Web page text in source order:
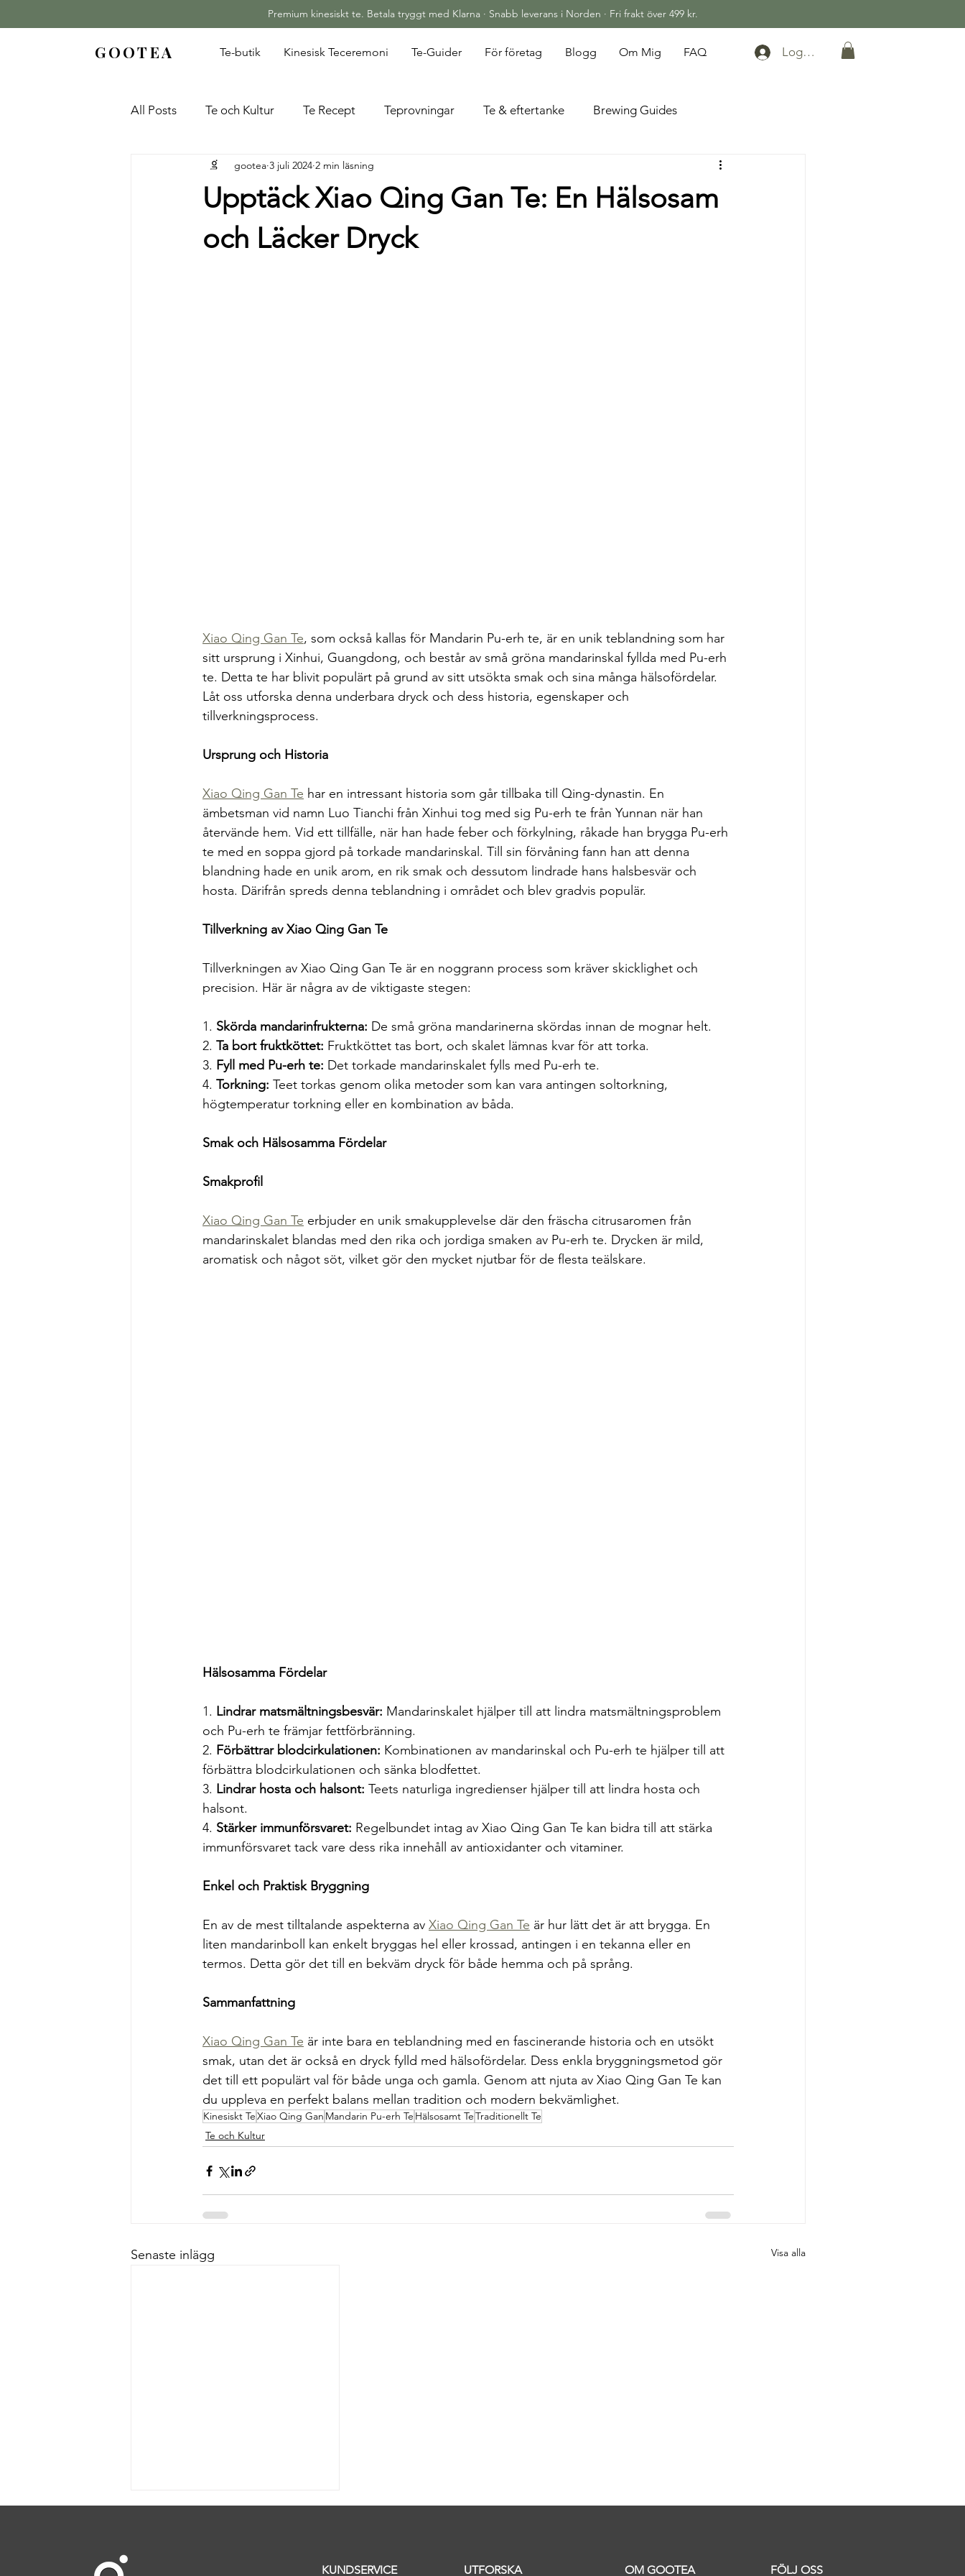
Premium kinesiskt te. Betala tryggt med Klarna · Snabb leverans i Norden · Fri frakt över 499 kr.
GOOTEA Te-butik Kinesisk Teceremoni Te-Guider För företag Blogg Om Mig FAQ Logga in
All Posts Te och Kultur Te Recept Teprovningar Te & eftertanke Brewing Guides
Upptäck Xiao Qing Gan Te: En Hälsosam
och Läcker Dryck
gootea 3 juli 2024 2 min läsning
Xiao Qing Gan Te, som också kallas för Mandarin Pu-erh te, är en unik teblandning som har
sitt ursprung i Xinhui, Guangdong, och består av små gröna mandarinskal fyllda med Pu-erh
te. Detta te har blivit populärt på grund av sitt utsökta smak och sina många hälsofördelar.
Låt oss utforska denna underbara dryck och dess historia, egenskaper och
tillverkningsprocess.
Ursprung och Historia
Xiao Qing Gan Te har en intressant historia som går tillbaka till Qing-dynastin. En
ämbetsman vid namn Luo Tianchi från Xinhui tog med sig Pu-erh te från Yunnan när han
återvände hem. Vid ett tillfälle, när han hade feber och förkylning, råkade han brygga Pu-erh
te med en soppa gjord på torkade mandarinskal. Till sin förvåning fann han att denna
blandning hade en unik arom, en rik smak och dessutom lindrade hans halsbesvär och
hosta. Därifrån spreds denna teblandning i området och blev gradvis populär.
Tillverkning av Xiao Qing Gan Te
Tillverkningen av Xiao Qing Gan Te är en noggrann process som kräver skicklighet och
precision. Här är några av de viktigaste stegen:
1. Skörda mandarinfrukterna: De små gröna mandarinerna skördas innan de mognar helt.
2. Ta bort fruktköttet: Fruktköttet tas bort, och skalet lämnas kvar för att torka.
3. Fyll med Pu-erh te: Det torkade mandarinskalet fylls med Pu-erh te.
4. Torkning: Teet torkas genom olika metoder som kan vara antingen soltorkning,
högtemperatur torkning eller en kombination av båda.
Smak och Hälsosamma Fördelar
Smakprofil
Xiao Qing Gan Te erbjuder en unik smakupplevelse där den fräscha citrusaromen från
mandarinskalet blandas med den rika och jordiga smaken av Pu-erh te. Drycken är mild,
aromatisk och något söt, vilket gör den mycket njutbar för de flesta teälskare.
Hälsosamma Fördelar
1. Lindrar matsmältningsbesvär: Mandarinskalet hjälper till att lindra matsmältningsproblem
och Pu-erh te främjar fettförbränning.
2. Förbättrar blodcirkulationen: Kombinationen av mandarinskal och Pu-erh te hjälper till att
förbättra blodcirkulationen och sänka blodfettet.
3. Lindrar hosta och halsont: Teets naturliga ingredienser hjälper till att lindra hosta och
halsont.
4. Stärker immunförsvaret: Regelbundet intag av Xiao Qing Gan Te kan bidra till att stärka
immunförsvaret tack vare dess rika innehåll av antioxidanter och vitaminer.
Enkel och Praktisk Bryggning
En av de mest tilltalande aspekterna av Xiao Qing Gan Te är hur lätt det är att brygga. En
liten mandarinboll kan enkelt bryggas hel eller krossad, antingen i en tekanna eller en
termos. Detta gör det till en bekväm dryck för både hemma och på språng.
Sammanfattning
Xiao Qing Gan Te är inte bara en teblandning med en fascinerande historia och en utsökt
smak, utan det är också en dryck fylld med hälsofördelar. Dess enkla bryggningsmetod gör
det till ett populärt val för både unga och gamla. Genom att njuta av Xiao Qing Gan Te kan
du uppleva en perfekt balans mellan tradition och modern bekvämlighet.
Kinesiskt TeXiao Qing Gan Mandarin Pu-erh Te Hälsosamt TeTraditionellt Te
Te och Kultur
Senaste inlägg Visa alla
KUNDSERVICE UTFORSKA OM GOOTEA FÖLJ OSS